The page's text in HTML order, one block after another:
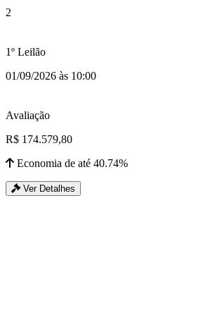
2
1º Leilão
01/09/2026 às 10:00
Avaliação
R$ 174.579,80
Economia de até 40.74%
Ver Detalhes